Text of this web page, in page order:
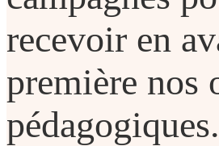
recevoir en
première nos
pédagogiques.